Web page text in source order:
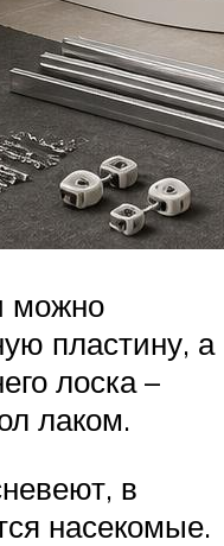
можно
пластину, а
лоска –
лаком.
в
насекомые.